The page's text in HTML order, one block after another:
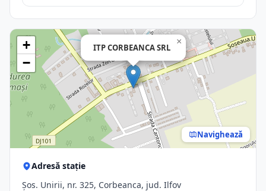
ITP CORBEANCA SRL
×
+
−
Navighează
Adresă stație
Şos. Unirii, nr. 325, Corbeanca, jud. Ilfov